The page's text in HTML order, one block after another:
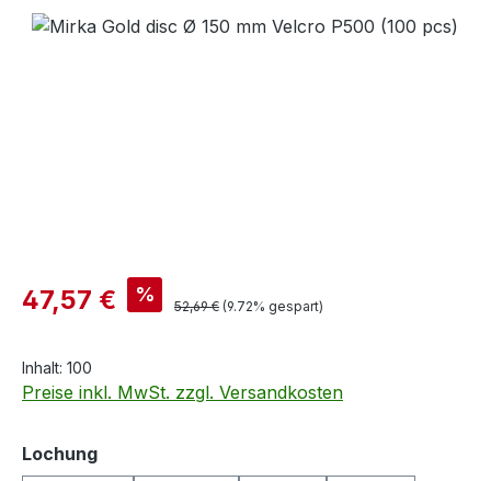
Bildergalerie überspringen
Verkaufspreis:
47,57 € % Regulärer Preis:
52,69 € (9.72% gespart)
Inhalt: 100
Preise inkl. MwSt. zzgl. Versandkosten
Lochungauswählen